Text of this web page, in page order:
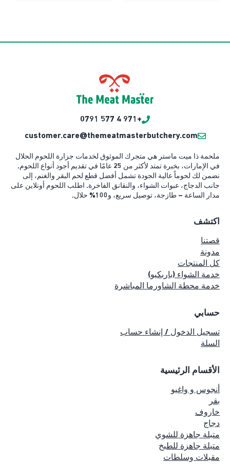
+971 4 577 0791
customer.care@themeatmasterbutchery.com
ملحمة ذا ميت ماستر هي متجرك الموثوق لخدمات جزارة اللحوم الحلال
في الإمارات، بخبرة تمتد لأكثر من 25 عامًا في تقديم أجود أنواع اللحوم.
نضمن لك لحوماً عالية الجودة تشمل أفضل قطع لحم البقر والغنم، إلى
جانب الدجاج، عبوات الشواء، والنقانق الفاخرة. اطلب اللحوم أونلاين على
مدار الساعة – طازجة، توصيل سريع، و100% حلال.
اكتشف
قصتنا
مدونة
كل المنتجات
خدمة الشواء (باربكيو)
خدمة محطة الشاورما المباشرة
حسابي
تسجيل الدخول / إنشاء حساب
السلة
الأقسام الرئيسية
أنجوس و واغيو
بقر
خاروف
دجاج
متبلة جاهزة للشوي
متبلة جاهزة للطبخ
مقبلات وسلطات